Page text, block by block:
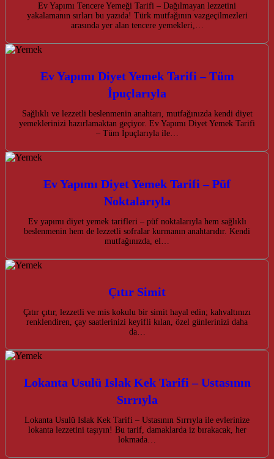
Ev Yapımı Tencere Yemeği Tarifi – Dağılmayan lezzetini
yakalamanın sırları bu yazıda! Türk mutfağının vazgeçilmezleri
arasında yer alan tencere yemekleri,…
Ev Yapımı Diyet Yemek Tarifi – Tüm
İpuçlarıyla
Sağlıklı ve lezzetli beslenmenin anahtarı, mutfağınızda kendi diyet
yemeklerinizi hazırlamaktan geçiyor. Ev Yapımı Diyet Yemek Tarifi
– Tüm İpuçlarıyla ile…
Ev Yapımı Diyet Yemek Tarifi – Püf
Noktalarıyla
Ev yapımı diyet yemek tarifleri – püf noktalarıyla hem sağlıklı
beslenmenin hem de lezzetli sofralar kurmanın anahtarıdır. Kendi
mutfağınızda, el…
Çıtır Simit
Çıtır çıtır, lezzetli ve mis kokulu bir simit hayal edin; kahvaltınızı
renklendiren, çay saatlerinizi keyifli kılan, özel günlerinizi daha
da…
Lokanta Usulü Islak Kek Tarifi – Ustasının
Sırrıyla
Lokanta Usulü Islak Kek Tarifi – Ustasının Sırrıyla ile evlerinize
lokanta lezzetini taşıyın! Bu tarif, damaklarda iz bırakacak, her
lokmada…